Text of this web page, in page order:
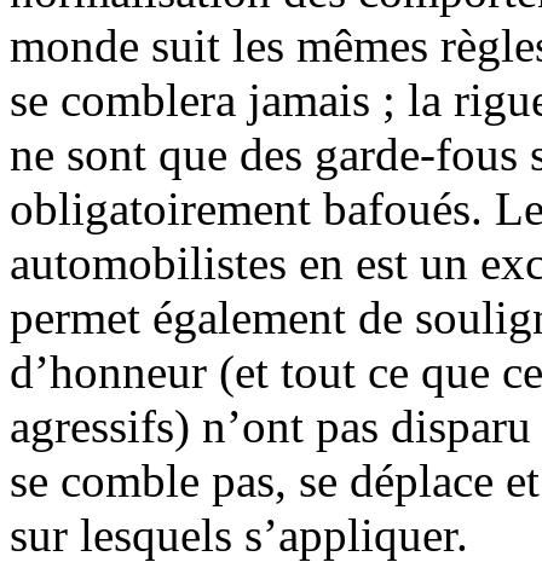
monde suit les mêmes
se comblera jamais ; la
ne sont que des garde-fous
obligatoirement bafoués.
automobilistes en est un
permet également de
d’honneur (et tout ce que
agressifs) n’ont pas
se comble pas, se déplace
sur lesquels s’appliquer.